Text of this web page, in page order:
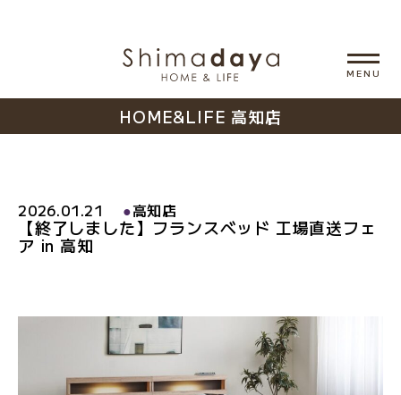
HOME&LIFE 高知店
2026.01.21 ●高知店
【終了しました】フランスベッド 工場直送フェ
ア in 高知